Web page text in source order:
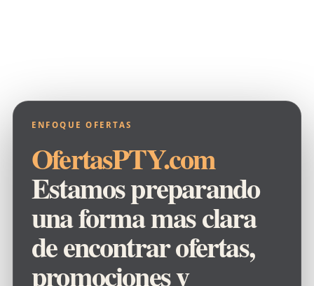
ENFOQUE OFERTAS
OfertasPTY.com
Estamos preparando
una forma mas clara
de encontrar ofertas,
promociones y